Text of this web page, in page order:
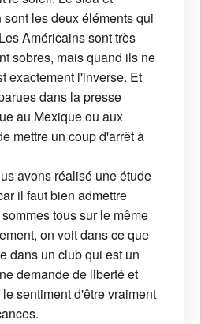
les deux éléments qui
Américains sont très
sobres, mais quand ils ne
exactement l'inverse. Et
dans la presse
au Mexique ou aux
mettre un coup d'arrêt à
avons réalisé une étude
il faut bien admettre
tous sur le même
on voit dans ce que
dans un club qui est un
demande de liberté et
sentiment d'être vraiment